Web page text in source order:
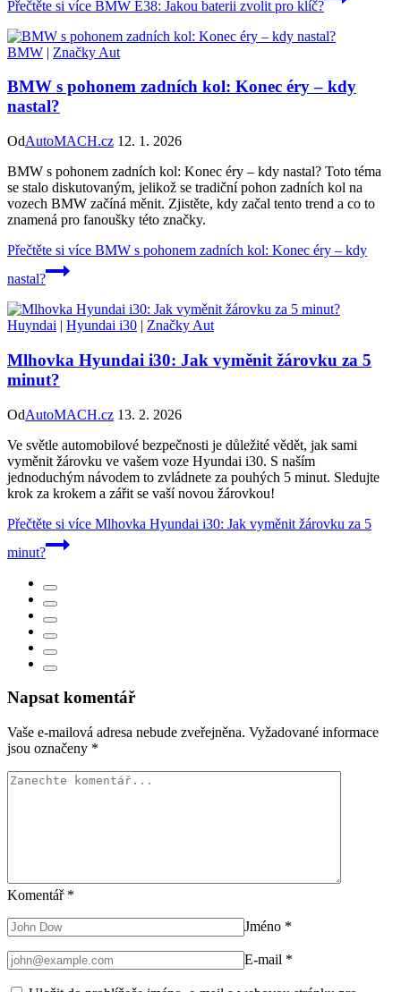
Přečtěte si více BMW E38: Jakou baterii zvolit pro klíč?
BMW | Značky Aut
BMW s pohonem zadních kol: Konec éry – kdy
nastal?
OdAutoMACH.cz 12. 1. 2026
BMW s pohonem zadních kol: Konec éry – kdy nastal? Toto téma
se stalo diskutovaným, jelikož se tradiční pohon zadních kol na
vozech BMW začíná měnit. Zjistěte, kdy začal tento trend a co to
znamená pro fanoušky této značky.
Přečtěte si více BMW s pohonem zadních kol: Konec éry – kdy
nastal?
Huyndai | Hyundai i30 | Značky Aut
Mlhovka Hyundai i30: Jak vyměnit žárovku za 5
minut?
OdAutoMACH.cz 13. 2. 2026
Ve světle automobilové bezpečnosti je důležité vědět, jak sami
vyměnit žárovku ve vašem voze Hyundai i30. S naším
jednoduchým návodem to zvládnete za pouhých 5 minut. Sledujte
krok za krokem a zářit se vaší novou žárovkou!
Přečtěte si více Mlhovka Hyundai i30: Jak vyměnit žárovku za 5
minut?
Napsat komentář
Vaše e-mailová adresa nebude zveřejněna. Vyžadované informace
jsou označeny *
Komentář *
Jméno *
E-mail *